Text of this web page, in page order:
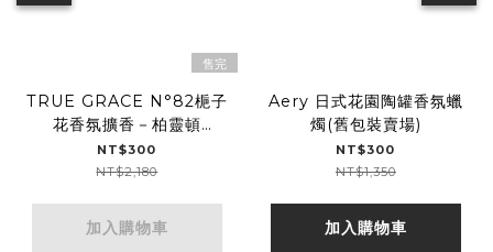
售完
TRUE GRACE N°82梔子
花香氛擴香－柏靈頓
100ml
NT$300
NT$2,180
加入購物車
Aery 日式花園陶罐香氛蠟
燭(舊包裝賣場)
NT$300
NT$1,350
加入購物車